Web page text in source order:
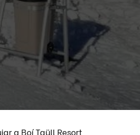
a Boí Taüll Resort